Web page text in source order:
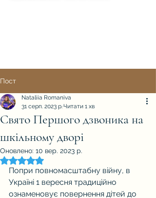
Пост
Свято Першого дзвоника на
шкільному дворі
Nataliia Romaniva
31 серп. 2023 р.Читати 1 хв
Оновлено: 10 вер. 2023 р.
Оцінка: NaN з 5 зірок.
Попри повномасштабну війну, в
Україні 1 вересня традиційно
ознаменовує повернення дітей до